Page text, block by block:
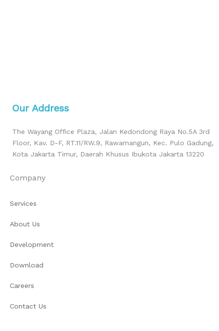
Our Address
The Wayang Office Plaza, Jalan Kedondong Raya No.5A 3rd
Floor, Kav. D-F, RT.11/RW.9, Rawamangun, Kec. Pulo Gadung,
Kota Jakarta Timur, Daerah Khusus Ibukota Jakarta 13220
Company
Services
About Us
Development
Download
Careers
Contact Us